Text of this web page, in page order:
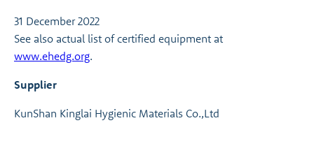
31 December 2022
See also actual list of certified equipment at
www.ehedg.org.
Supplier
KunShan Kinglai Hygienic Materials Co.,Ltd